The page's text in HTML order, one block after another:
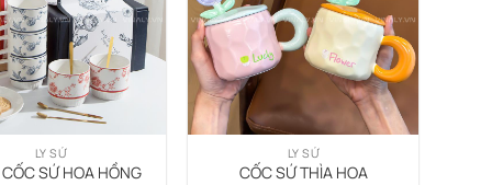
LY SỨ
SỨ HOA HỒNG
LY SỨ
CỐC SỨ THÌA HOA